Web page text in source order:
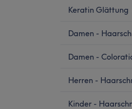
Keratin Glättung
Damen -
Damen -
Herren -
Kinder -